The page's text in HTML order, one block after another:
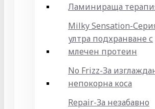
Ламинираща
Milky Sensation-
ултра подхранване с
млечен протеин
No Frizz-За
непокорна коса
Repair-За незабавно